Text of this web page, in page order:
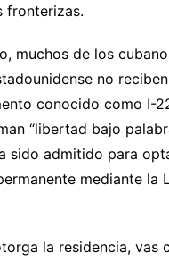
fronterizas.
muchos de los
no
conocido como I-
“libertad bajo
sido admitido para
mediante la
la residencia, vas